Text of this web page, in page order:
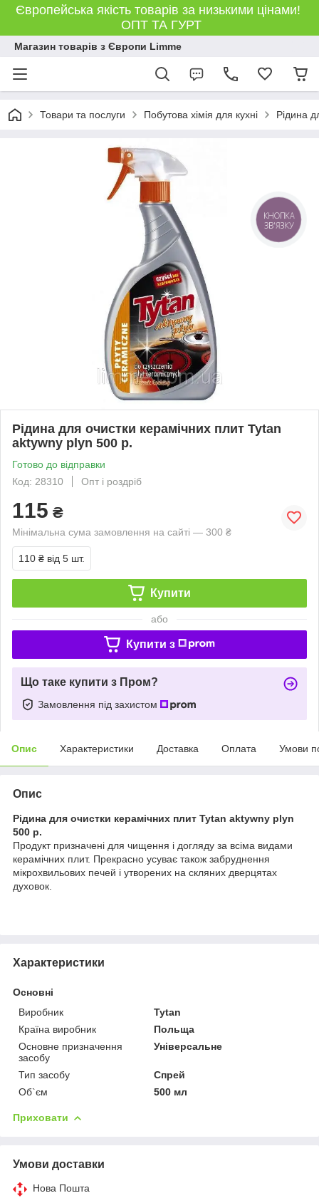
Європейська якість товарів за низькими цінами!
ОПТ ТА ГУРТ
Магазин товарів з Європи Limme
Товари та послуги Побутова хімія для кухні Рідина
Рідина для очистки керамічних плит Tytan
aktywny plyn 500 р.
Готово до відправки
Код: 28310
Опт і роздріб
115 ₴
Мінімальна сума замовлення на сайті — 300 ₴
110 ₴ від 5 шт.
Купити
або
Купити з
Що таке купити з Пром?
Замовлення під захистом
Опис Характеристики Доставка Оплата Умови
Опис
Рідина для очистки керамічних плит Tytan aktywny plyn
500 р.
Продукт призначені для чищення і догляду за всіма видами
керамічних плит. Прекрасно усуває також забруднення
мікрохвильових печей і утворених на скляних дверцятах
духовок.
Характеристики
Основні
Виробник
Tytan
Країна виробник
Польща
Основне призначення
засобу
Універсальне
Тип засобу
Спрей
Об`єм
500 мл
Приховати
Умови доставки
Нова Пошта
КНОПКА
ЗВ'ЯЗКУ